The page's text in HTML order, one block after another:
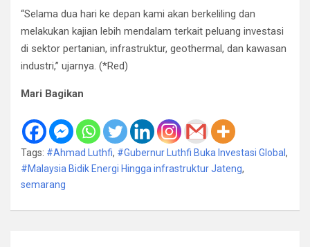
“Selama dua hari ke depan kami akan berkeliling dan
melakukan kajian lebih mendalam terkait peluang investasi
di sektor pertanian, infrastruktur, geothermal, dan kawasan
industri,” ujarnya. (*Red)
Mari Bagikan
Tags: #Ahmad Luthfi, #Gubernur Luthfi Buka Investasi Global,
#Malaysia Bidik Energi Hingga infrastruktur Jateng,
semarang